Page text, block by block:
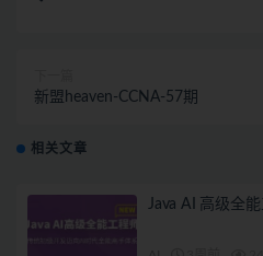
新盟heaven-CCNA-57期
相关文章
Java AI 高级全